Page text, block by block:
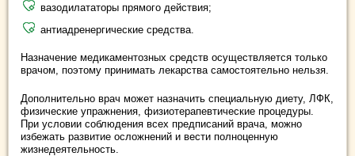
вазодилататоры прямого действия;
антиадренергические средства.
Назначение медикаментозных средств осуществляется только
врачом, поэтому принимать лекарства самостоятельно нельзя.
Дополнительно врач может назначить специальную диету, ЛФК,
физические упражнения, физиотерапевтические процедуры.
При условии соблюдения всех предписаний врача, можно
избежать развитие осложнений и вести полноценную
жизнедеятельность.